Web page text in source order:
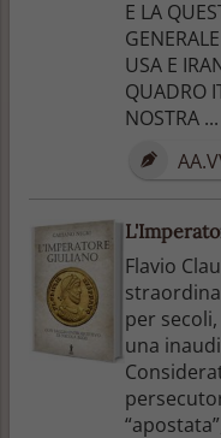
E LA
USA E
QUADRO
NOSTRA ...
Flavio
per
una